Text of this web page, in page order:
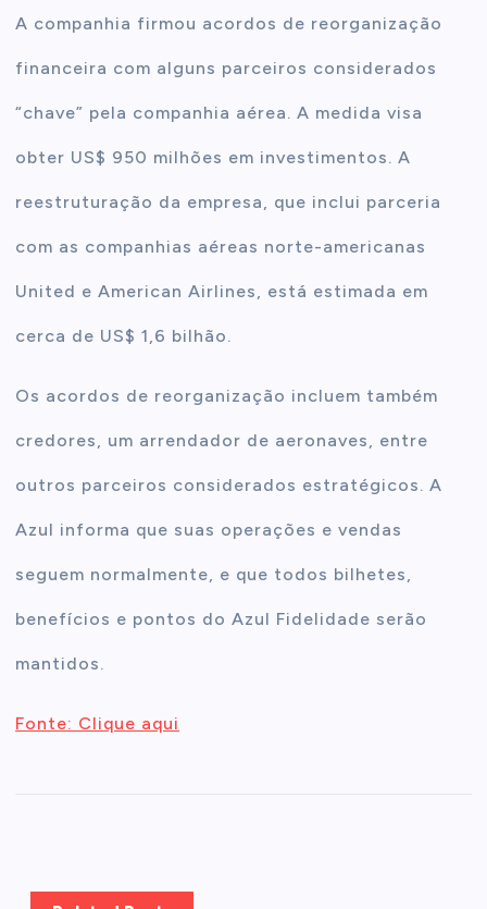
A companhia firmou acordos de reorganização
financeira com alguns parceiros considerados
“chave” pela companhia aérea. A medida visa
obter US$ 950 milhões em investimentos. A
reestruturação da empresa, que inclui parceria
com as companhias aéreas norte-americanas
United e American Airlines, está estimada em
cerca de US$ 1,6 bilhão.
Os acordos de reorganização incluem também
credores, um arrendador de aeronaves, entre
outros parceiros considerados estratégicos. A
Azul informa que suas operações e vendas
seguem normalmente, e que todos bilhetes,
benefícios e pontos do Azul Fidelidade serão
mantidos.
Fonte: Clique aqui